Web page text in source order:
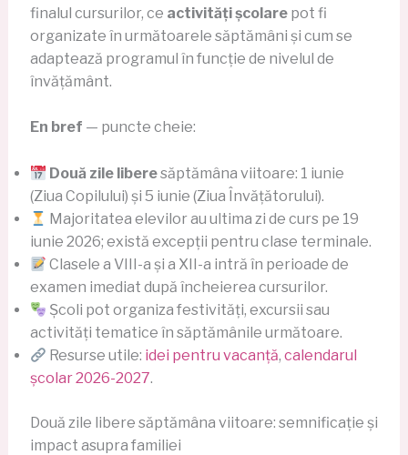
finalul cursurilor, ce activități școlarepot fi
organizate în următoarele săptămâni și cum se
adaptează programul în funcție de nivelul de
învățământ.
En bref — puncte cheie:
Două zile liberesăptămâna viitoare: 1 iunie
(Ziua Copilului) și 5 iunie (Ziua Învățătorului).
Majoritatea elevilor au ultima zi de curs pe 19
iunie 2026; există excepții pentru clase terminale.
Clasele a VIII-a și a XII-a intră în perioade de
examen imediat după încheierea cursurilor.
Școli pot organiza festivități, excursii sau
activități tematice în săptămânile următoare.
Resurse utile: idei pentru vacanță, calendarul
școlar 2026-2027.
Două zile libere săptămâna viitoare: semnificație și
impact asupra familiei